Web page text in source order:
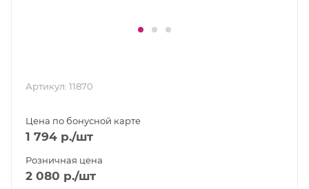
Артикул: 11870
Цена по бонусной карте
1 794 р./шт
Розничная цена
2 080 р./шт